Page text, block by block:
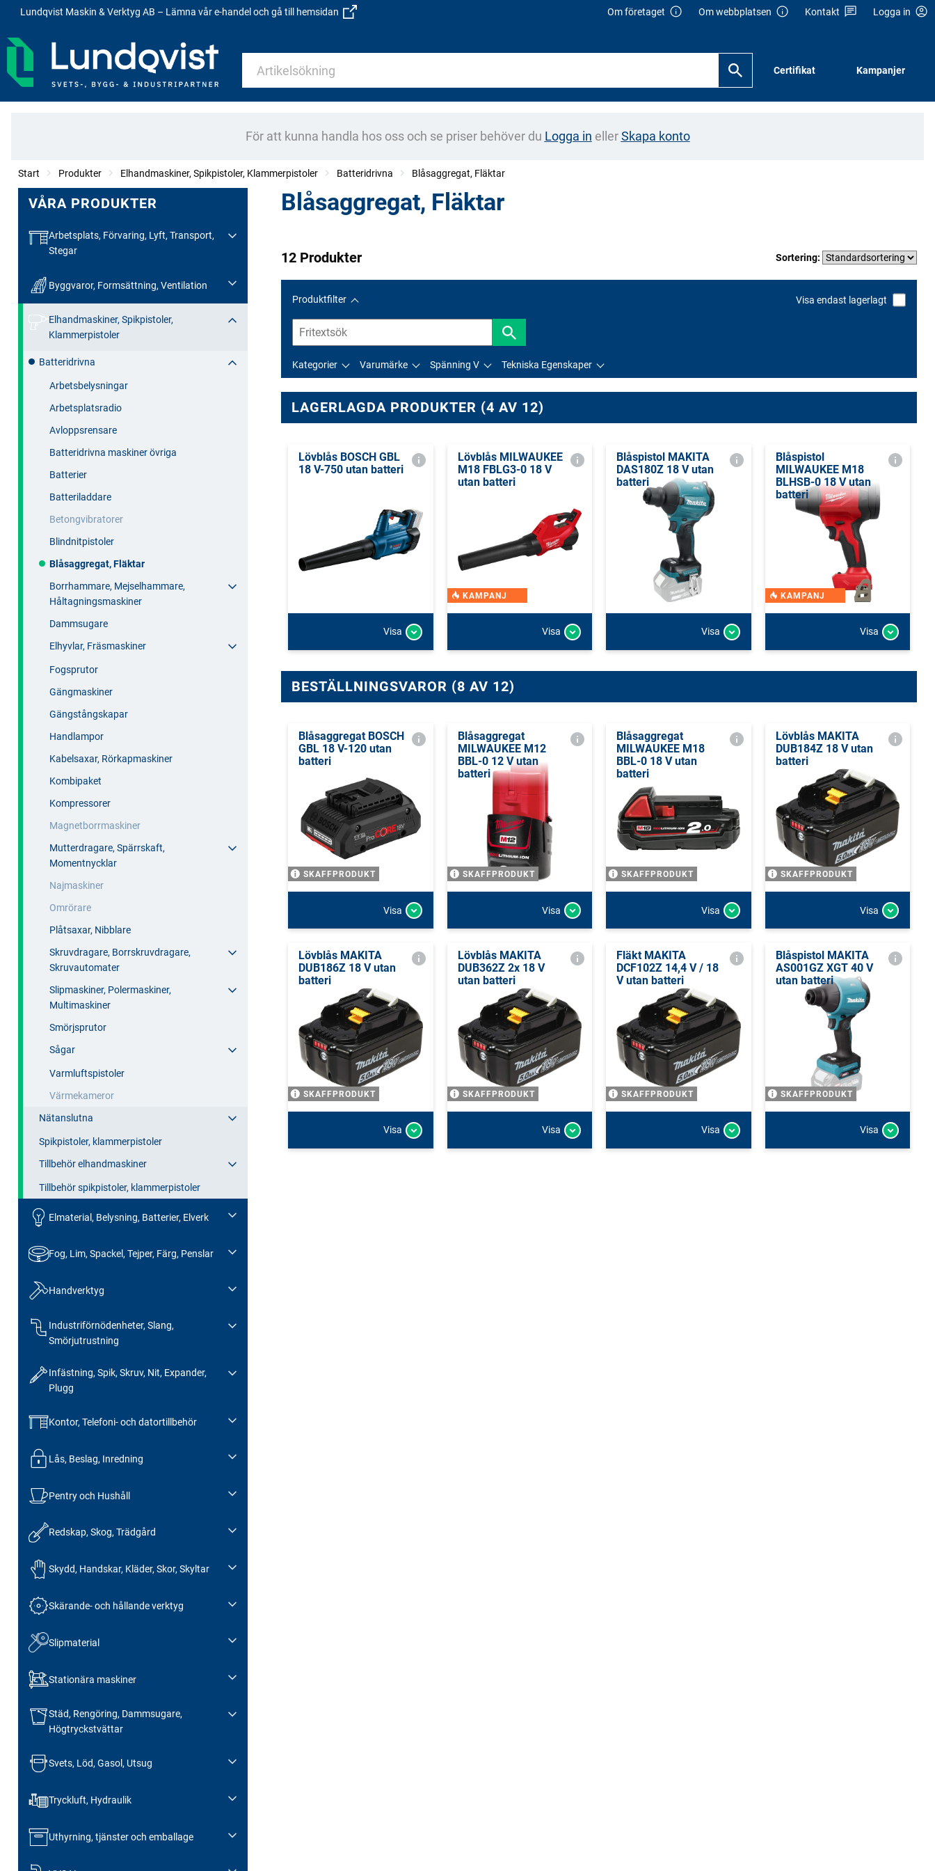
Lundqvist Maskin & Verktyg AB – Lämna vår e-handel och gå till hemsidan Om företaget Om webbplatsen Kontakt Logga in
Certifikat Kampanjer
För att kunna handla hos oss och se priser behöver du Logga in ellerSkapa konto
Start Produkter Elhandmaskiner, Spikpistoler, Klammerpistoler Batteridrivna Blåsaggregat, Fläktar
VÅRA PRODUKTER
Arbetsplats, Förvaring, Lyft, Transport,
Stegar
Byggvaror, Formsättning, Ventilation
Elhandmaskiner, Spikpistoler,
Klammerpistoler
Batteridrivna
Arbetsbelysningar
Arbetsplatsradio
Avloppsrensare
Batteridrivna maskiner övriga
Batterier
Batteriladdare
Betongvibratorer
Blindnitpistoler
Blåsaggregat, Fläktar
Borrhammare, Mejselhammare,
Håltagningsmaskiner
Dammsugare
Elhyvlar, Fräsmaskiner
Fogsprutor
Gängmaskiner
Gängstångskapar
Handlampor
Kabelsaxar, Rörkapmaskiner
Kombipaket
Kompressorer
Magnetborrmaskiner
Mutterdragare, Spärrskaft,
Momentnycklar
Najmaskiner
Omrörare
Plåtsaxar, Nibblare
Skruvdragare, Borrskruvdragare,
Skruvautomater
Slipmaskiner, Polermaskiner,
Multimaskiner
Smörjsprutor
Sågar
Varmluftspistoler
Värmekameror
Nätanslutna
Spikpistoler, klammerpistoler
Tillbehör elhandmaskiner
Tillbehör spikpistoler, klammerpistoler
Elmaterial, Belysning, Batterier, Elverk
Fog, Lim, Spackel, Tejper, Färg, Penslar
Handverktyg
Industriförnödenheter, Slang,
Smörjutrustning
Infästning, Spik, Skruv, Nit, Expander,
Plugg
Kontor, Telefoni- och datortillbehör
Lås, Beslag, Inredning
Pentry och Hushåll
Redskap, Skog, Trädgård
Skydd, Handskar, Kläder, Skor, Skyltar
Skärande- och hållande verktyg
Slipmaterial
Stationära maskiner
Städ, Rengöring, Dammsugare,
Högtryckstvättar
Svets, Löd, Gasol, Utsug
Tryckluft, Hydraulik
Uthyrning, tjänster och emballage
Blåsaggregat, Fläktar
12 Produkter Sortering:
Produktfilter Visa endast lagerlagt
Kategorier Varumärke Spänning V Tekniska Egenskaper
LAGERLAGDA PRODUKTER (4 AV 12)
Lövblås BOSCH GBL
18 V-750 utan batteri
Visa
Lövblås MILWAUKEE
M18 FBLG3-0 18 V
utan batteri
KAMPANJ
Visa
Blåspistol MAKITA
DAS180Z 18 V utan
batteri
Visa
Blåspistol
MILWAUKEE M18
BLHSB-0 18 V utan
batteri
KAMPANJ
Visa
BESTÄLLNINGSVAROR (8 AV 12)
Blåsaggregat BOSCH
GBL 18 V-120 utan
batteri
SKAFFPRODUKT
Visa
Blåsaggregat
MILWAUKEE M12
BBL-0 12 V utan
batteri
SKAFFPRODUKT
Visa
Blåsaggregat
MILWAUKEE M18
BBL-0 18 V utan
batteri
SKAFFPRODUKT
Visa
Lövblås MAKITA
DUB184Z 18 V utan
batteri
SKAFFPRODUKT
Visa
Lövblås MAKITA
DUB186Z 18 V utan
batteri
SKAFFPRODUKT
Visa
Lövblås MAKITA
DUB362Z 2x 18 V
utan batteri
SKAFFPRODUKT
Visa
Fläkt MAKITA
DCF102Z 14,4 V / 18
V utan batteri
SKAFFPRODUKT
Visa
Blåspistol MAKITA
AS001GZ XGT 40 V
utan batteri
SKAFFPRODUKT
Visa